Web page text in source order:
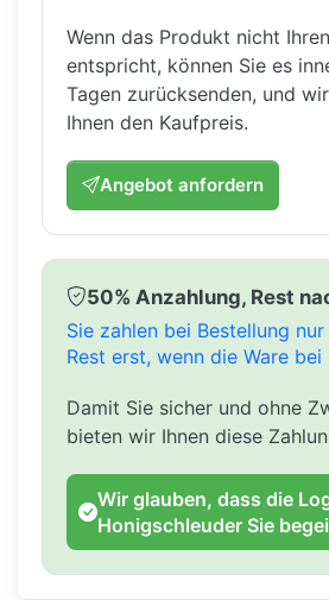
Wenn das Produkt nicht
entspricht, können Sie es
Tagen zurücksenden, und
Ihnen den Kaufpreis.
Angebot anfordern
50% Anzahlung, Rest
Sie zahlen bei Bestellung
Rest erst, wenn die Ware bei
Damit Sie sicher und ohne
bieten wir Ihnen diese
Wir glauben, dass die
Honigschleuder Sie